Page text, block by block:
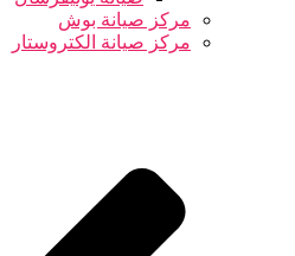
مركز صيانة بوش
مركز صيانة الكتروستار